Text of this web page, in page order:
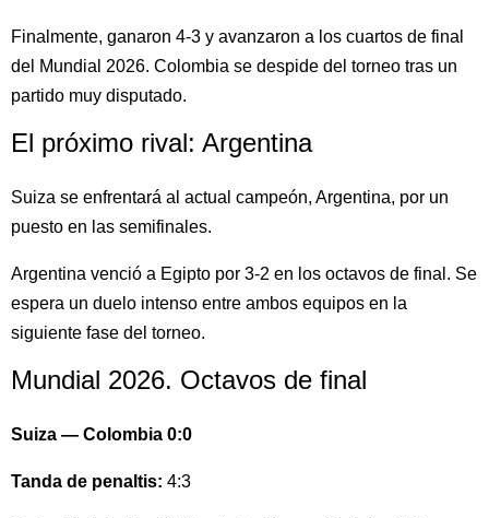
Finalmente, ganaron 4-3 y avanzaron a los cuartos de final
del Mundial 2026. Colombia se despide del torneo tras un
partido muy disputado.
El próximo rival: Argentina
Suiza se enfrentará al actual campeón, Argentina, por un
puesto en las semifinales.
Argentina venció a Egipto por 3-2 en los octavos de final. Se
espera un duelo intenso entre ambos equipos en la
siguiente fase del torneo.
Mundial 2026. Octavos de final
Suiza — Colombia 0:0
Tanda de penaltis: 4:3